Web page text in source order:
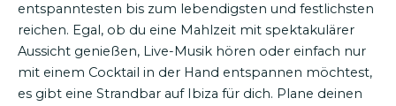
entspanntesten bis zum lebendigsten und festlichsten
reichen. Egal, ob du eine Mahlzeit mit spektakulärer
Aussicht genießen, Live-Musik hören oder einfach nur
mit einem Cocktail in der Hand entspannen möchtest,
es gibt eine Strandbar auf Ibiza für dich. Plane deinen